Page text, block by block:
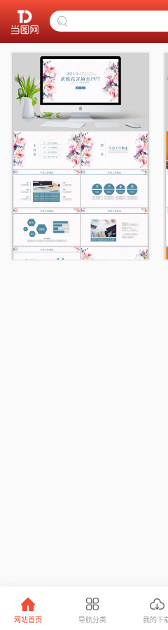
网站首页 导航分类 我的下